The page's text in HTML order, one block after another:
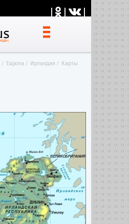
| | |
Европа Ирландия Карты